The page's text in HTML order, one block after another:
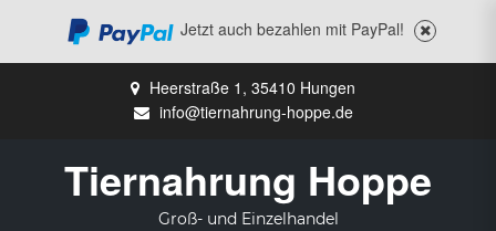
Jetzt auch bezahlen mit PayPal!
Heerstraße 1, 35410 Hungen
info@tiernahrung-hoppe.de
Tiernahrung Hoppe
Groß- und Einzelhandel